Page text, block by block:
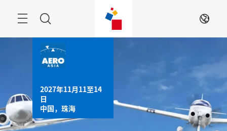
菜
索
ZH
2027年11月11至14
日
中国，珠海